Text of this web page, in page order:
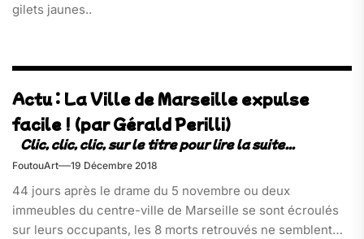
gilets jaunes..
Actu : La Ville de Marseille expulse
facile ! (par Gérald Perilli)
FoutouArt 19 Décembre 2018
44 jours après le drame du 5 novembre ou deux
immeubles du centre-ville de Marseille se sont écroulés
sur leurs occupants, les 8 morts retrouvés ne semblent